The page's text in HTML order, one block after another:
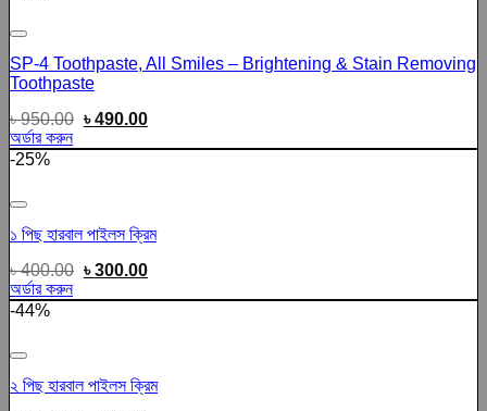
SP-4 Toothpaste, All Smiles – Brightening & Stain Removing
Toothpaste
৳950.00 ৳490.00
অর্ডার করুন
-25%
১ পিছ হারবাল পাইলস ক্রিম
৳400.00 ৳300.00
অর্ডার করুন
-44%
২ পিছ হারবাল পাইলস ক্রিম